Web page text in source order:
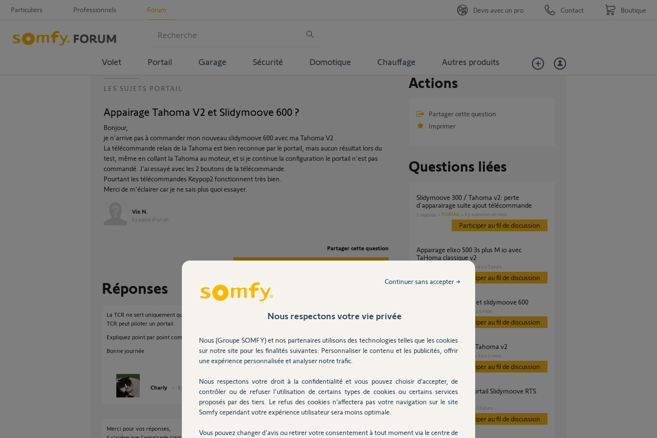
Particuliers Professionnels Forum
Volet Portail Garage Sécurité Domotique Chauffage Autres produits
Devis avec un pro Contact Boutique
LES SUJETS PORTAIL
Appairage Tahoma V2 et Slidymoove 600 ?
Bonjour,
je n'arrive pas à commander mon nouveau slidymoove 600 avec ma Tahoma V2.
La télécommande relais de la Tahoma est bien reconnue par le portail, mais aucun résultat lors du
test, même en collant la Tahoma au moteur, et si je continue la configuration le portail n'est pas
commandé. J'ai essayé avec les 2 boutons de la télécommande.
Pourtant les télécommandes Keypop2 fonctionnent très bien.
Merci de m'éclairer car je ne sais plus quoi essayer.
Vix N.
il y a plus d'un an
Partager cette question
Réponses
La TCR ne sert uniquement que pour le transfert du moteur à Tahoma, en aucun cas cette
TCR peut piloter un portail.
Expliquez point par point comment vous procédez pour l'affectation.
Bonne journée
Charly il y a plus d'un an
Merci pour vos réponses,
Actions
Partager cette question
Imprimer
Questions liées
Slidymoove 300 / Tahoma v2: perte
d'apparairage suite ajout télécommande
1 réponse PORTAIL il y a environ un mois
Participer au fil de discussion
Appairage elixo 500 3s plus M io avec
TaHoma classique v2
il y a 3 jours
Participer au fil de discussion
Connexion TaHoma et slidymoove 600
il y a 4 mois
Participer au fil de discussion
Problème appairage Tahoma v2
il y a 2 mois
Participer au fil de discussion
Appairage moteur portail Slidymoove RTS
avec box Tahoma
il y a 13 jours
Participer au fil de discussion
Nous respectons votre vie privée
Nous (Groupe SOMFY) et nos partenaires utilisons des technologies telles que les cookies
sur notre site pour les finalités suivantes: Personnaliser le contenu et les publicités, offrir
une expérience personnalisée et analyser notre trafic.
Nous respectons votre droit à la confidentialité et vous pouvez choisir d’accepter, de
contrôler ou de refuser l'utilisation de certains types de cookies ou certains services
proposés par des tiers. Le refus des cookies n’affectera pas votre navigation sur le site
Somfy cependant votre expérience utilisateur sera moins optimale.
Vous pouvez changer d'avis ou retirer votre consentement à tout moment via le centre de
Continuer sans accepter →